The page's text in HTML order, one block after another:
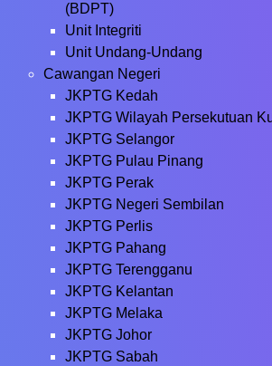
(BDPT)
Unit Integriti
Unit Undang-Undang
Cawangan Negeri
JKPTG Kedah
JKPTG Wilayah Persekutuan
JKPTG Selangor
JKPTG Pulau Pinang
JKPTG Perak
JKPTG Negeri Sembilan
JKPTG Perlis
JKPTG Pahang
JKPTG Terengganu
JKPTG Kelantan
JKPTG Melaka
JKPTG Johor
JKPTG Sabah